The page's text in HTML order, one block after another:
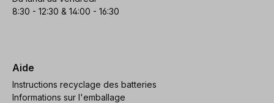
8:30 - 12:30 & 14:00 - 16:30
Aide
Instructions recyclage des batteries
Informations sur l'emballage